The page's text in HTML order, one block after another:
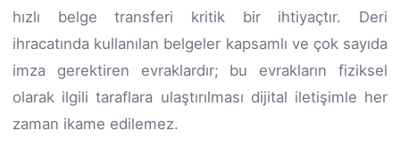
hızlı belge transferi kritik bir ihtiyaçtır. Deri
ihracatında kullanılan belgeler kapsamlı ve çok sayıda
imza gerektiren evraklardır; bu evrakların fiziksel
olarak ilgili taraflara ulaştırılması dijital iletişimle her
zaman ikame edilemez.